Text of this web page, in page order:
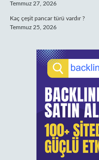
Temmuz 27, 2026
Kaç çeşit pancar türü vardır ?
Temmuz 25, 2026